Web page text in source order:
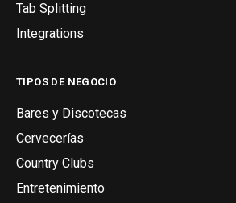
Tab Splitting
Integrations
TIPOS DE NEGOCIO
Bares y Discotecas
Cervecerías
Country Clubs
Entretenimiento